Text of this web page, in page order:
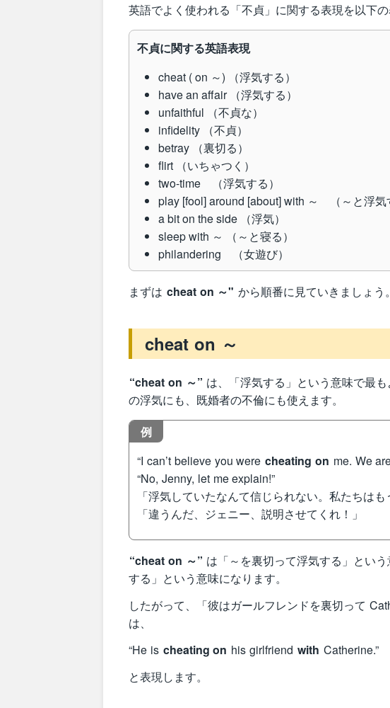
英語でよく使われる「不貞」に関する表現を以下の
不貞に関する英語表現
cheat ( on ～) （浮気する）
have an affair （浮気する）
unfaithful （不貞な）
infidelity （不貞）
betray （裏切る）
flirt （いちゃつく）
two-time （浮気する）
play [fool] around [about] with ～ （～と浮気
a bit on the side （浮気）
sleep with ～ （～と寝る）
philandering （女遊び）
まずは cheat on ～" から順番に見ていきましょう。
cheat on ～
“cheat on ～” は、「浮気する」という意味で最
の浮気にも、既婚者の不倫にも使えます。
例
“I can’t believe you were cheating on me. We
“No, Jenny, let me explain!”
「浮気していたなんて信じられない。私たちはも
「違うんだ、ジェニー、説明させてくれ！」
“cheat on ～” は「～を裏切って浮気する」という
する」という意味になります。
したがって、「彼はガールフレンドを裏切って
は、
“He is cheating on his girlfriend with Catherine.”
と表現します。